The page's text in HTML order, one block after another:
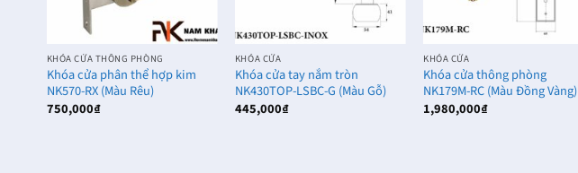
KHÓA CỬA THÔNG PHÒNG
Khóa cửa phân thể hợp kim
NK570-RX (Màu Rêu)
750,000₫
KHÓA CỬA
Khóa cửa tay nắm tròn
NK430TOP-LSBC-G (Màu Gỗ)
445,000₫
KHÓA CỬA
Khóa cửa thông phòng
NK179M-RC (Màu Đồng Vàng)
1,980,000₫